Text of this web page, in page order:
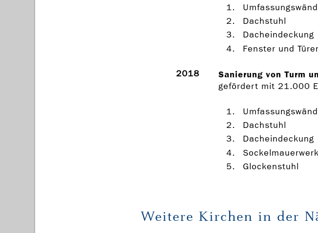
Dachstuhl
Dacheindeckung
Fenster und
2018 Sanierung von Turm
gefördert mit 21.000
Dachstuhl
Dacheindeckung
Sockelmauerwerk
Glockenstuhl
Weitere Kirchen in der